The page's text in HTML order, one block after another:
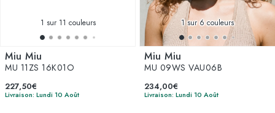
1 sur 11 couleurs
Miu Miu
MU 11ZS 16K01O
227,50€
Livraison: Lundi 10 Août
1sur 6 couleurs
Miu Miu
MU 09WS VAU06B
234,00€
Livraison: Lundi 10 Août